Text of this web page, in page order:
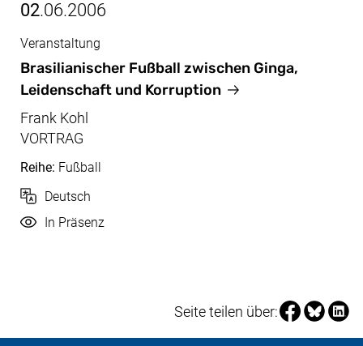
02.06.2006
Juni, 02.06.2006
Brasilianischer Fußball zwischen Ginga,
Leidenschaft und Korruption
Veranstaltung
Frank Kohl
VORTRAG
Reihe: Fußball
Sprache
Deutsch
Durchführung
In Präsenz
Seite teilen über:Seite über
Seite